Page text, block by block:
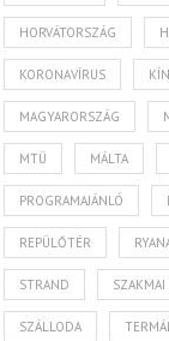
HORVÁTORSZÁG
KORONAVÍRUS
MAGYARORSZÁG
MTÜ MÁLTA
PROGRAMAJÁNLÓ
REPÜLŐTÉR
STRAND SZAKMAI
SZÁLLODA